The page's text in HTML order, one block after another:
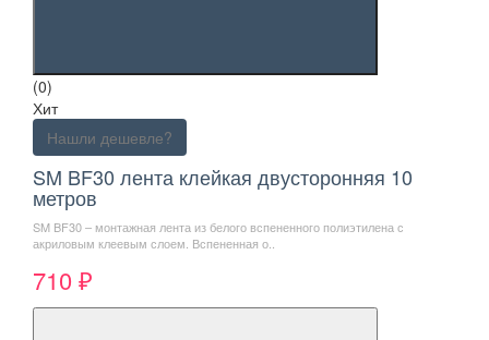
(0)
Хит
Нашли дешевле?
SM BF30 лента клейкая двусторонняя 10
метров
SM BF30 – монтажная лента из белого вспененного полиэтилена с
акриловым клеевым слоем. Вспененная о..
710 ₽